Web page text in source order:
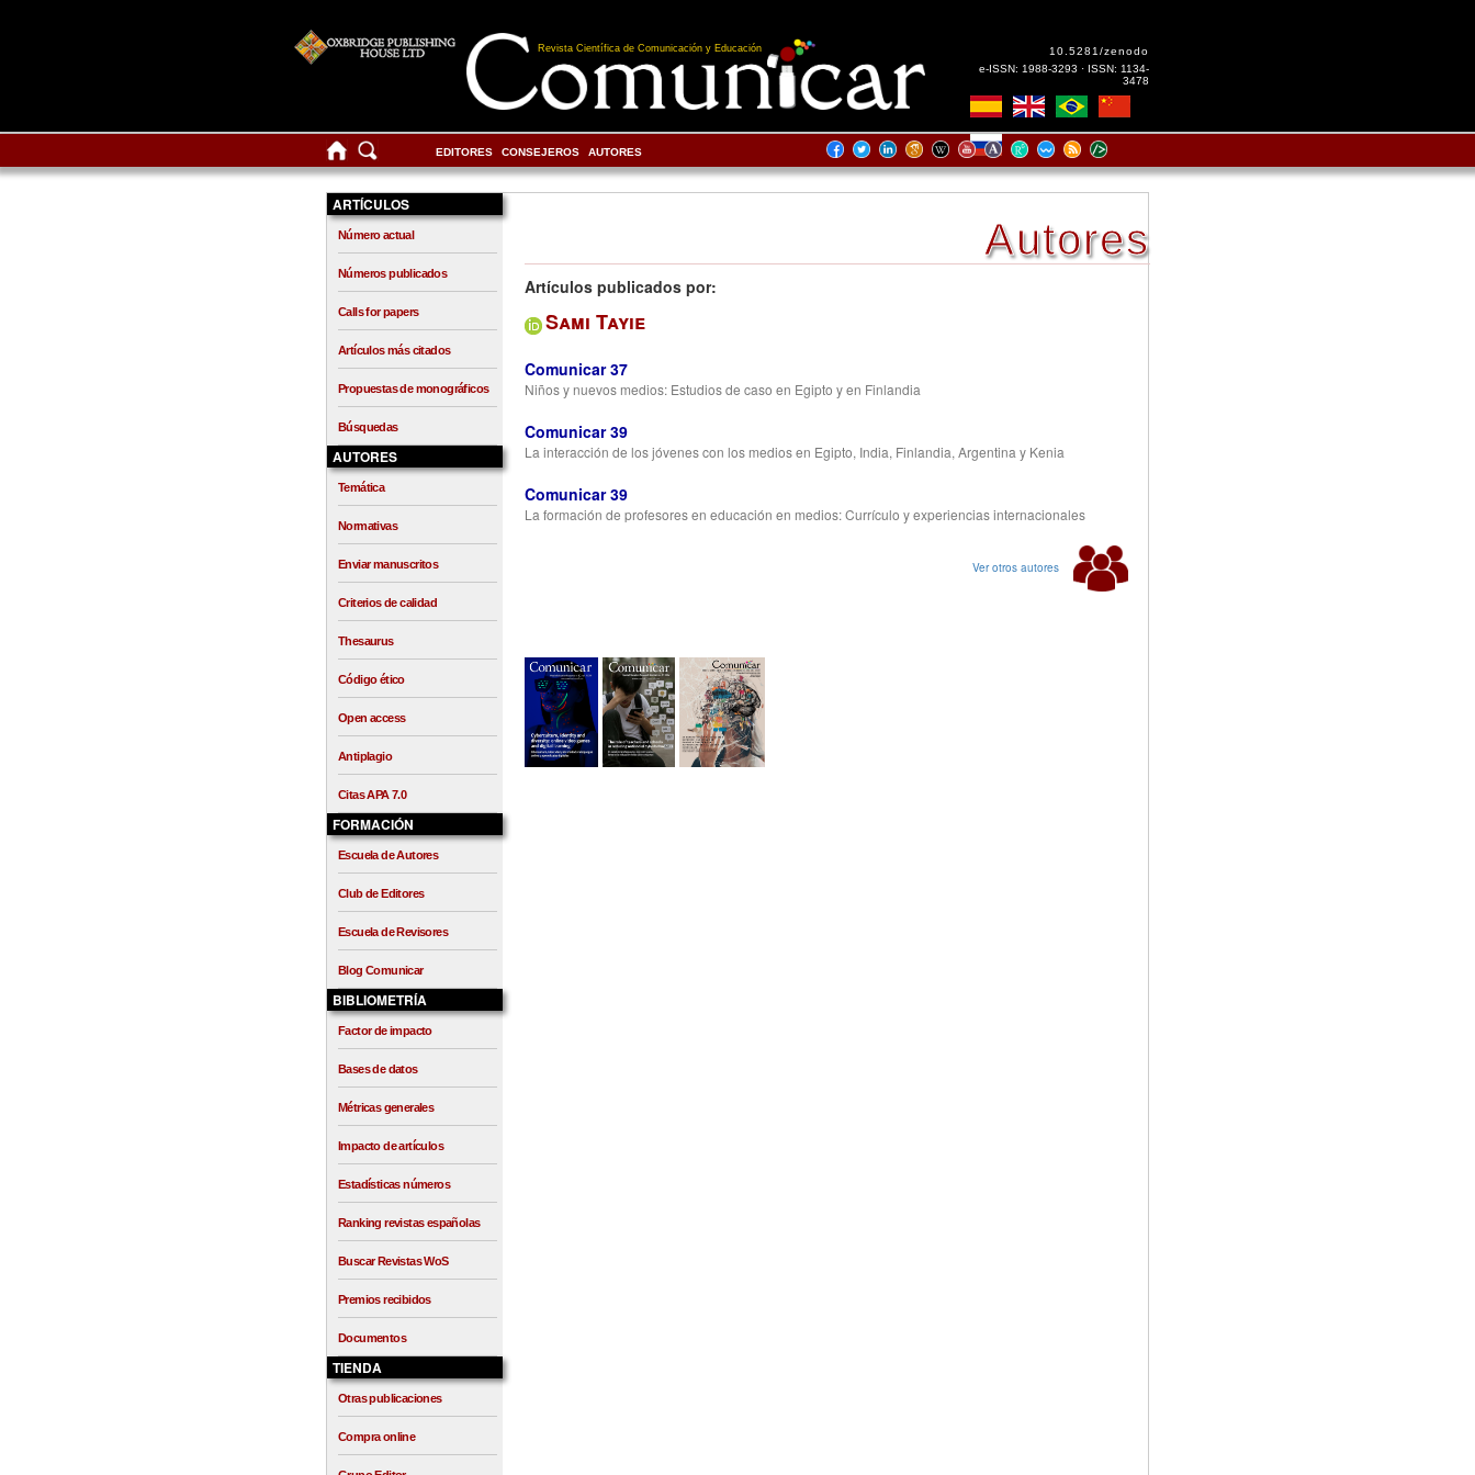
Revista Científica de Comunicación y Educación
10.5281/zenodo
e-ISSN: 1988-3293 · ISSN: 1134-
3478
EDITORES CONSEJEROS AUTORES
ARTÍCULOS
Número actual
Números publicados
Calls for papers
Artículos más citados
Propuestas de monográficos
Búsquedas
AUTORES
Temática
Normativas
Enviar manuscritos
Criterios de calidad
Thesaurus
Código ético
Open access
Antiplagio
Citas APA 7.0
FORMACIÓN
Escuela de Autores
Club de Editores
Escuela de Revisores
Blog Comunicar
BIBLIOMETRÍA
Factor de impacto
Bases de datos
Métricas generales
Impacto de artículos
Estadísticas números
Ranking revistas españolas
Buscar Revistas WoS
Premios recibidos
Documentos
TIENDA
Otras publicaciones
Compra online
Autores
Artículos publicados por:
Sami Tayie
Comunicar 37
Niños y nuevos medios: Estudios de caso en Egipto y en Finlandia
Comunicar 39
La interacción de los jóvenes con los medios en Egipto, India, Finlandia, Argentina y Kenia
Comunicar 39
La formación de profesores en educación en medios: Currículo y experiencias internacionales
Ver otros autores